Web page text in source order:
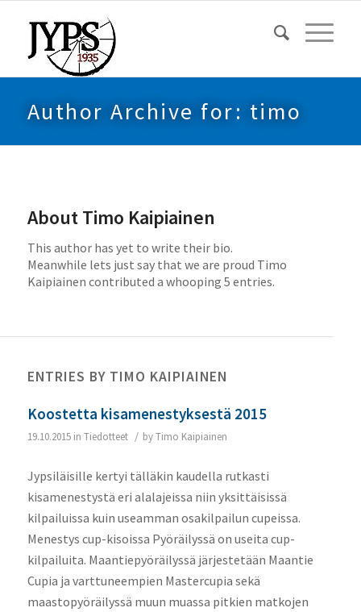
Author Archive for: timo
AboutTimo Kaipiainen
This author has yet to write their bio.
Meanwhile lets just say that we are proud Timo
Kaipiainen contributed a whooping 5 entries.
ENTRIES BY TIMO KAIPIAINEN
Koostetta kisamenestyksestä 2015
19.10.2015 in Tiedotteet / byTimo Kaipiainen
Jypsiläisille kertyi tälläkin kaudella rutkasti
kisamenestystä eri alalajeissa niin yksittäisissä
kilpailuissa kuin useamman osakilpailun cupeissa.
Menestys cup-kisoissa Pyöräilyssä on useita cup-
kilpailuita. Maantiepyöräilyssä järjestetään Maantie
Cupia ja varttuneempien Mastercupia sekä
maastopyöräilyssä muun muassa pitkien matkojen